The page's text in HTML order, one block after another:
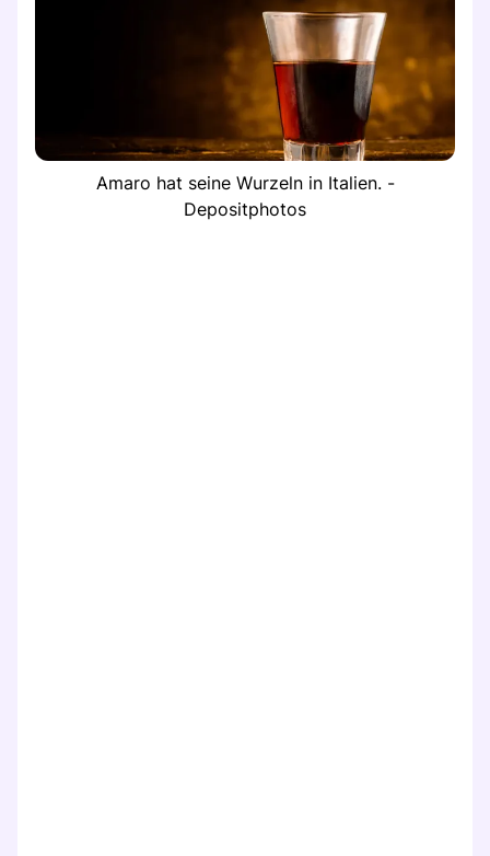
Amaro hat seine Wurzeln in Italien. -
Depositphotos